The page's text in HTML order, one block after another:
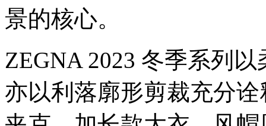
景的核心。
ZEGNA 2023 冬季系列
亦以利落廓形剪裁充分